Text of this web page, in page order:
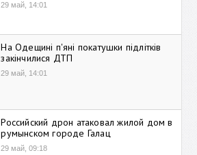
29 май, 14:01
На Одещині п'яні покатушки підлітків
закінчилися ДТП
29 май, 14:01
Российский дрон атаковал жилой дом в
румынском городе Галац
29 май, 09:18